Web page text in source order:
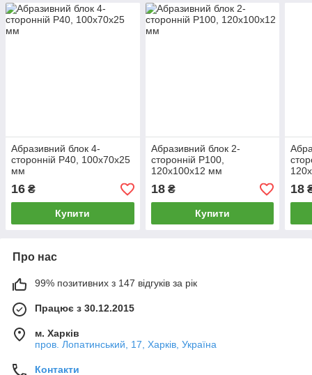
Абразивний блок 4-
сторонній Р40, 100х70х25
мм
16 ₴
Купити
Абразивний блок 2-
сторонній Р100,
120х100х12 мм
18₴
Купити
18
Про нас
99% позитивних з 147 відгуків за рік
Працює з 30.12.2015
м. Харків
пров. Лопатинський, 17, Харків, Україна
Контакти